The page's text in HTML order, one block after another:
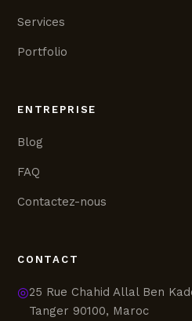
Services
Portfolio
ENTREPRISE
Blog
FAQ
Contactez-nous
CONTACT
◎25 Rue Chahid Allal Ben
Tanger 90100, Maroc